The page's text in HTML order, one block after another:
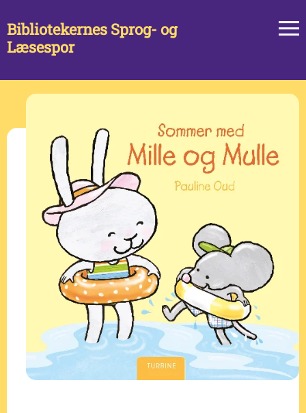
Bibliotekernes Sprog- og
Læsespor